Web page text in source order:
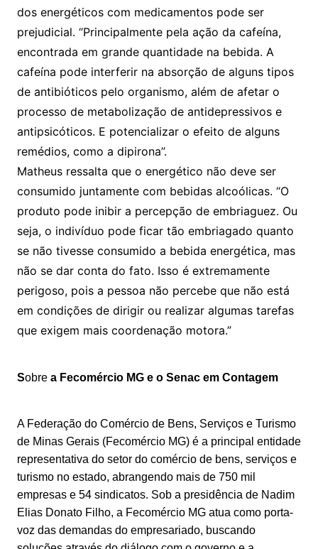
dos energéticos com medicamentos pode ser
prejudicial. “Principalmente pela ação da cafeína,
encontrada em grande quantidade na bebida. A
cafeína pode interferir na absorção de alguns tipos
de antibióticos pelo organismo, além de afetar o
processo de metabolização de antidepressivos e
antipsicóticos. E potencializar o efeito de alguns
remédios, como a dipirona”.
Matheus ressalta que o energético não deve ser
consumido juntamente com bebidas alcoólicas. “O
produto pode inibir a percepção de embriaguez. Ou
seja, o indivíduo pode ficar tão embriagado quanto
se não tivesse consumido a bebida energética, mas
não se dar conta do fato. Isso é extremamente
perigoso, pois a pessoa não percebe que não está
em condições de dirigir ou realizar algumas tarefas
que exigem mais coordenação motora.”
Sobre a Fecomércio MG e o Senac em Contagem
A Federação do Comércio de Bens, Serviços e Turismo
de Minas Gerais (Fecomércio MG) é a principal entidade
representativa do setor do comércio de bens, serviços e
turismo no estado, abrangendo mais de 750 mil
empresas e 54 sindicatos. Sob a presidência de Nadim
Elias Donato Filho, a Fecomércio MG atua como porta-
voz das demandas do empresariado, buscando